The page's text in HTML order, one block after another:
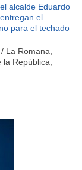
alcalde Eduardo
el
para el techado
La Romana,
República,